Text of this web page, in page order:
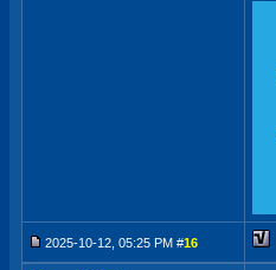
2025-10-12, 05:25 PM #16